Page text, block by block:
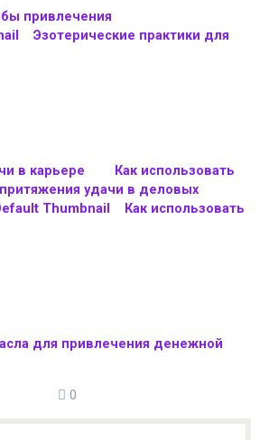
привлечения
Эзотерические практики для
в карьере
Как использовать
удачи в деловых
Как использовать
для привлечения денежной
0